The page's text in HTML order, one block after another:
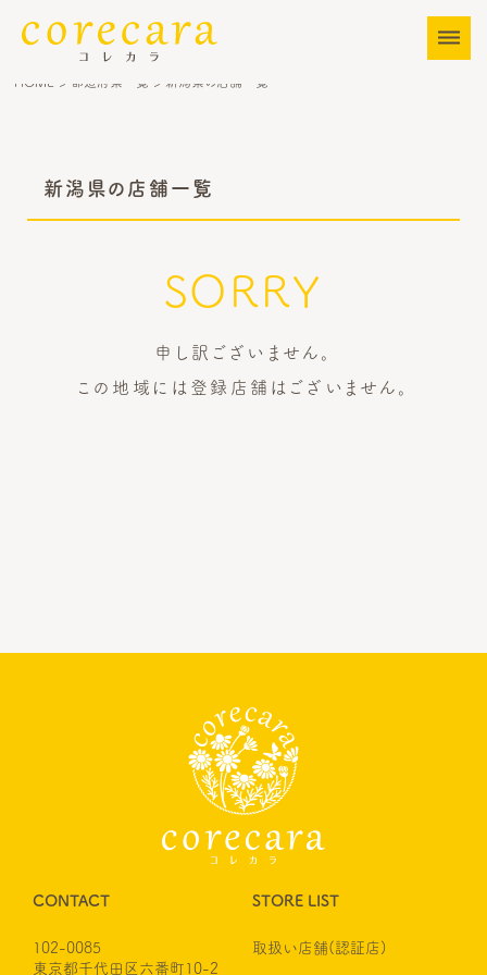
dehaze
HOME > 都道府県一覧 > 新潟県の店舗一覧
新潟県の店舗一覧
SORRY
申し訳ございません。
この地域には登録店舗はございません。
CONTACT
102-0085
東京都千代田区六番町10-2
STORE LIST
取扱い店舗(認証店)